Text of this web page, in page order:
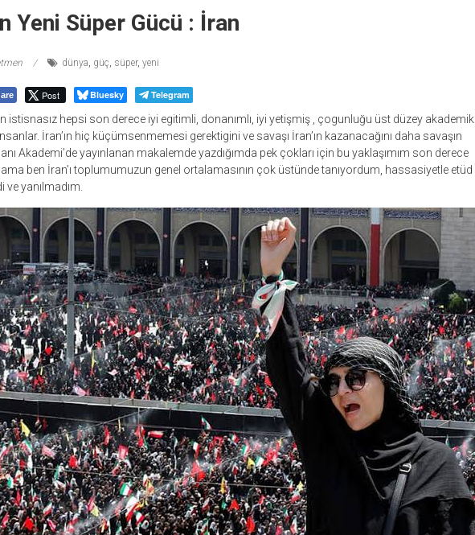
Yeni Süper Gücü : İran
dünya, güç, süper, yeni
Post Bluesky Telegram
istisnasız hepsi son derece iyi egitimli, donanımlı, iyi yetişmiş , çogunluğu üst düzey akademik
İran’ın hiç küçümsenmemesi gerektigini ve savaşı İran’ın kazanacağını daha savaşın
Akademi’de yayınlanan makalemde yazdığımda pek çokları için bu yaklaşımım son derece
ben İran’ı toplumumuzun genel ortalamasının çok üstünde tanıyordum, hassasiyetle etüd
ve yanılmadım.